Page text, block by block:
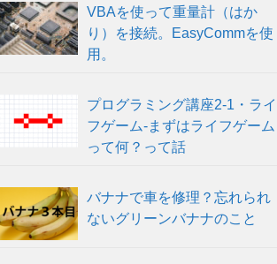
VBAを使って重量計（はか
り）を接続。EasyCommを使
用。
プログラミング講座2-1・ライ
フゲーム-まずはライフゲーム
って何？って話
バナナで車を修理？忘れられ
ないグリーンバナナのこと